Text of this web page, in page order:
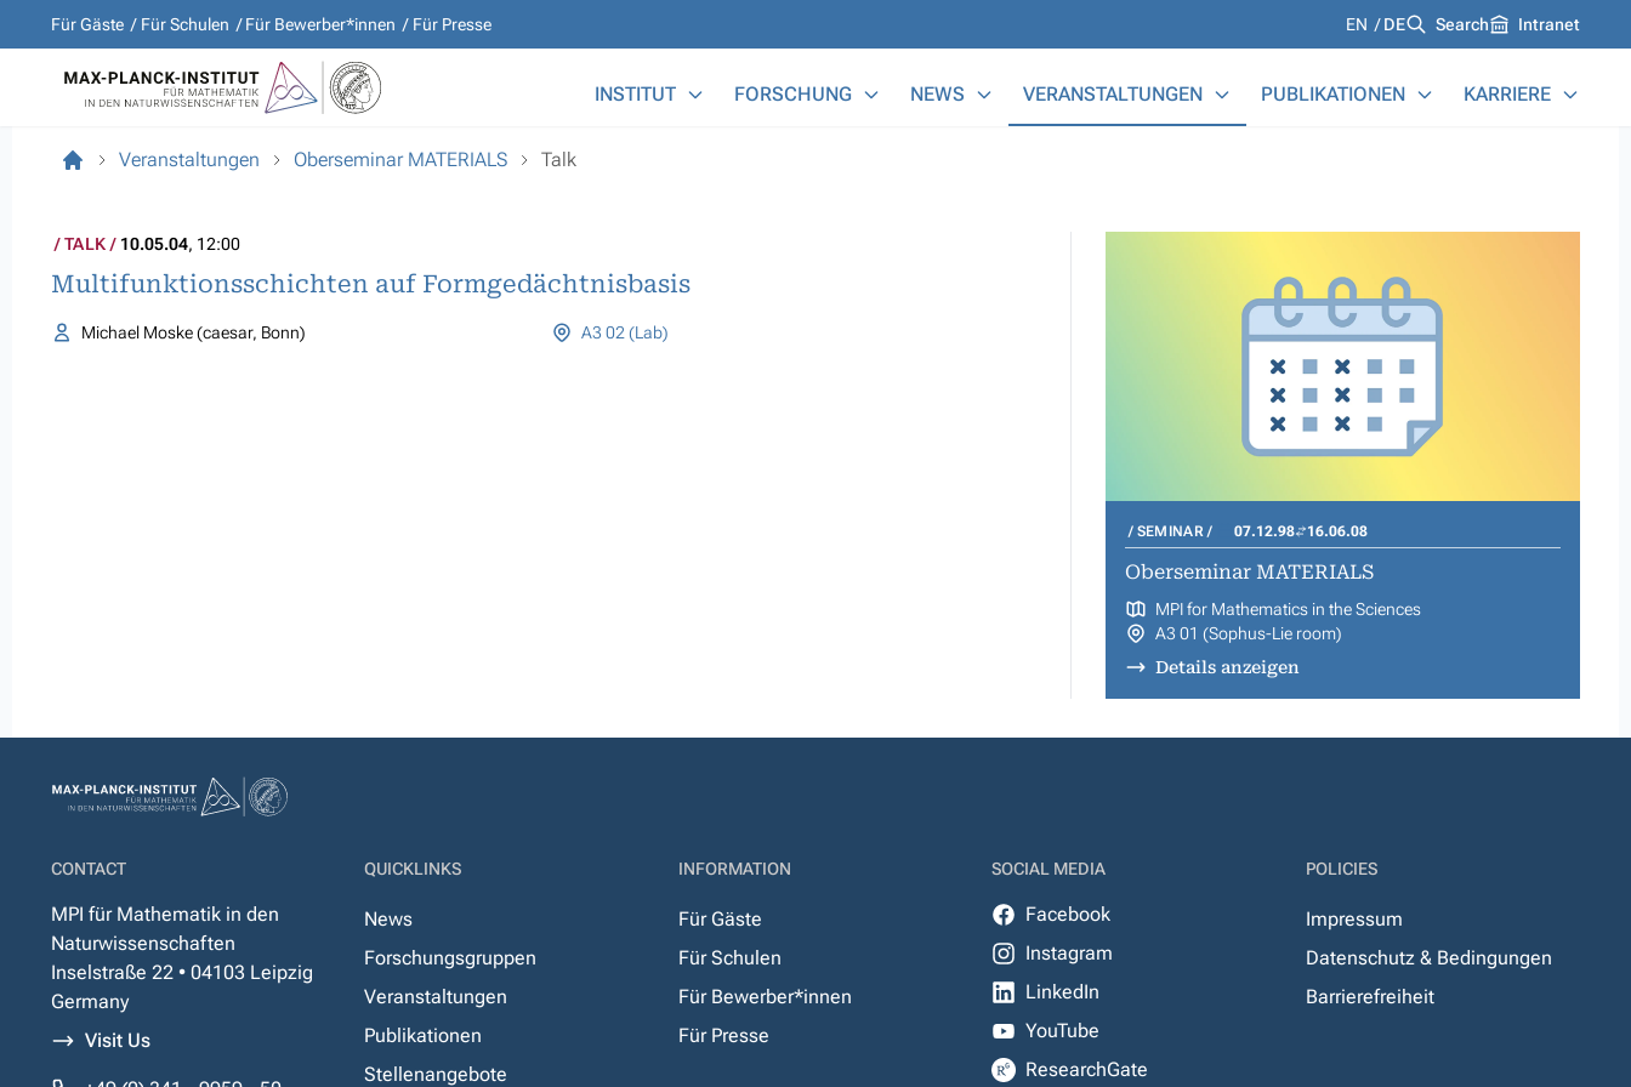
Für Gäste Für Schulen Für Bewerber*innen Für Presse Languages
EN DE Search Intranet
INSTITUT FORSCHUNG NEWS VERANSTALTUNGEN PUBLIKATIONEN KARRIERE
Veranstaltungen Oberseminar MATERIALS Talk
TALK 10.05.04, 12:00
Multifunktionsschichten auf Formgedächtnisbasis
Michael Moske (caesar, Bonn) A3 02 (Lab)
SEMINAR 07.12.98 16.06.08
Oberseminar MATERIALS
MPI for Mathematics in the Sciences
A3 01 (Sophus-Lie room)
Details anzeigen
CONTACT
MPI für Mathematik in den
Naturwissenschaften
Inselstraße 22 • 04103 Leipzig
Germany
Visit Us
QUICKLINKS
News
Forschungsgruppen
Veranstaltungen
Publikationen
Stellenangebote
INFORMATION
Für Gäste
Für Schulen
Für Bewerber*innen
Für Presse
SOCIAL MEDIA
Facebook
Instagram
LinkedIn
YouTube
ResearchGate
POLICIES
Impressum
Datenschutz & Bedingungen
Barrierefreiheit